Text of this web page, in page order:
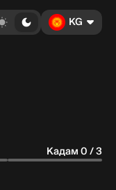
KG
Кадам 0 / 3